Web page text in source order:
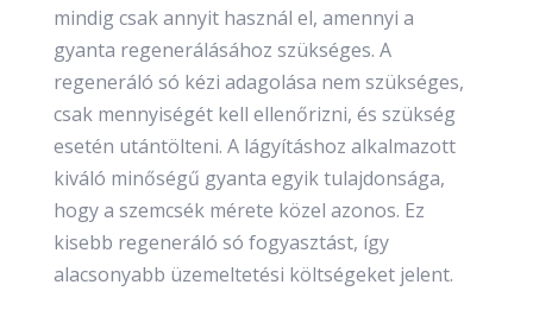
mindig csak annyit használ el, amennyi a
gyanta regenerálásához szükséges. A
regeneráló só kézi adagolása nem szükséges,
csak mennyiségét kell ellenőrizni, és szükség
esetén utántölteni. A lágyításhoz alkalmazott
kiváló minőségű gyanta egyik tulajdonsága,
hogy a szemcsék mérete közel azonos. Ez
kisebb regeneráló só fogyasztást, így
alacsonyabb üzemeltetési költségeket jelent.